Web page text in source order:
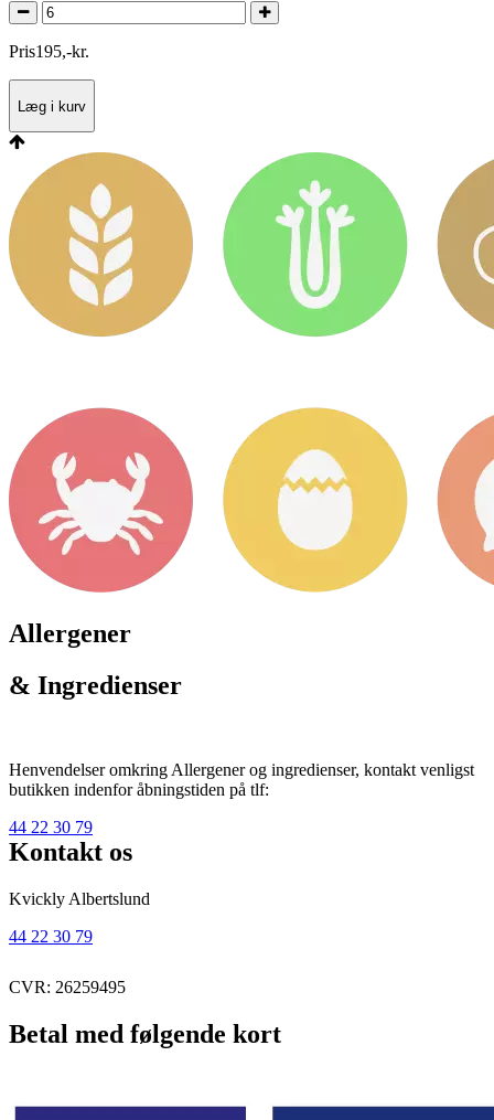
Pris195,-kr.
Læg i kurv
Allergener
& Ingredienser
Henvendelser omkring Allergener og ingredienser, kontakt venligst
butikken indenfor åbningstiden på tlf:
44 22 30 79
Kontakt os
Kvickly Albertslund
44 22 30 79
CVR: 26259495
Betal med følgende kort